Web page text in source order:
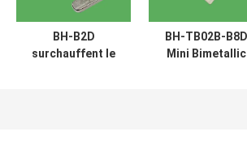
BH-B2D
surchauffent le
BH-TB02B-B8D
Mini Bimetallic